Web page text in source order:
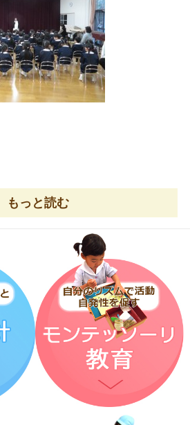
な楽器に触れながら
かな？
発熱などで
増えています。
ず
ね。
もっていませんでした
遊びをしました。
ット遊びもしました！
クル
ならず、
もっと読む